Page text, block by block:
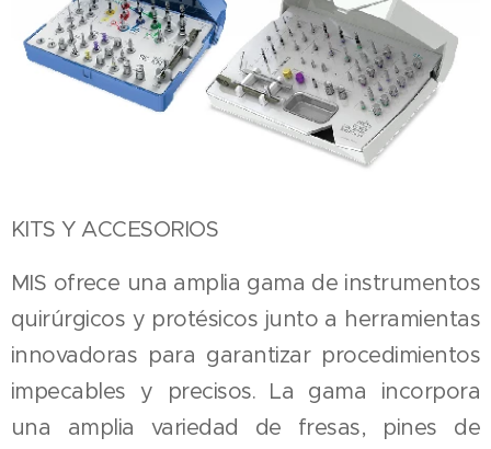
KITS Y ACCESORIOS
MIS ofrece una amplia gama de instrumentos
quirúrgicos y protésicos junto a herramientas
innovadoras para garantizar procedimientos
impecables y precisos. La gama incorpora
una amplia variedad de fresas, pines de